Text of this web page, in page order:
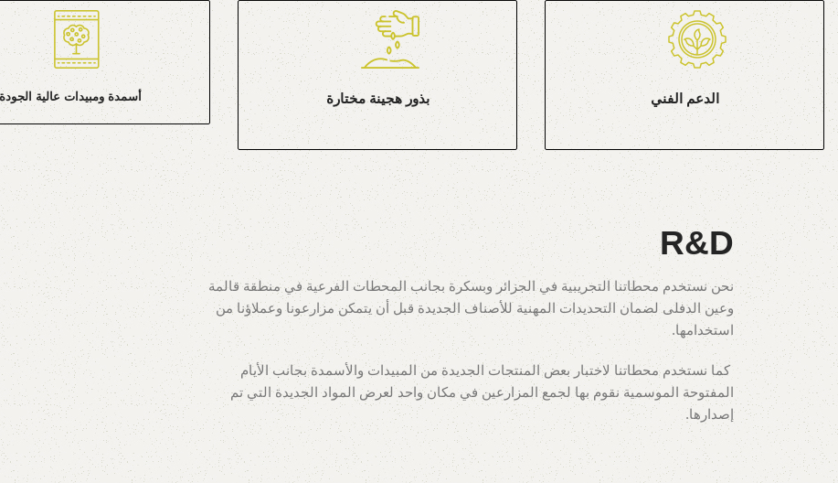
الدعم الفني بذور هجينة مختارة أسمدة ومبيدات عالية الجودة
R&D
نحن نستخدم محطاتنا التجريبية في الجزائر وبسكرة بجانب المحطات الفرعية في منطقة قالمة
وعين الدفلى لضمان التحديدات المهنية للأصناف الجديدة قبل أن يتمكن مزارعونا وعملاؤنا من
استخدامها.
كما نستخدم محطاتنا لاختبار بعض المنتجات الجديدة من المبيدات والأسمدة بجانب الأيام
المفتوحة الموسمية نقوم بها لجمع المزارعين في مكان واحد لعرض المواد الجديدة التي تم
إصدارها.